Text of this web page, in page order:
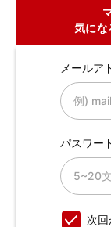
気にな
メールア
パスワー
次